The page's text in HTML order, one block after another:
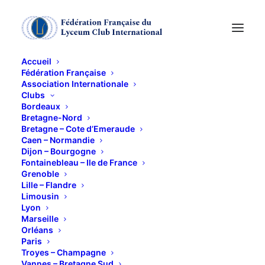
Accueil
Fédération Française
Association Internationale
Clubs
Bordeaux
Bretagne-Nord
Bretagne – Cote d’Emeraude
Caen – Normandie
Dijon – Bourgogne
Fontainebleau – Ile de France
Grenoble
Lille – Flandre
Limousin
Lyon
Marseille
Orléans
Paris
Troyes – Champagne
22 JANVIER 2015
Léon Okrassa est employé dans un